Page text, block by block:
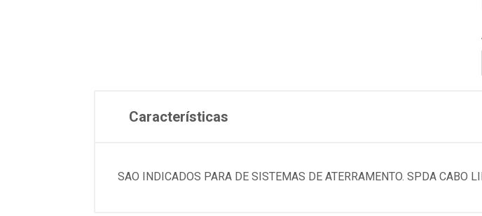
Características
SAO INDICADOS PARA DE SISTEMAS DE ATERRAMENTO. SPDA CABO